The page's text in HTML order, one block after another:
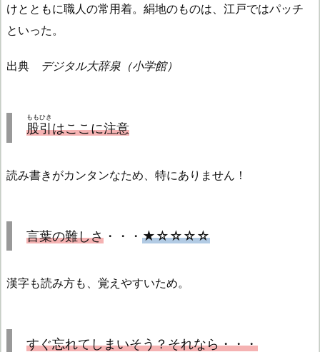
けとともに職人の常用着。絹地のものは、江戸ではパッチ
といった。
出典 デジタル大辞泉（小学館）
股引
ももひき
はここに注意
読み書きがカンタンなため、特にありません！
言葉の難しさ ・・・ ★☆☆☆☆
漢字も読み方も、覚えやすいため。
すぐ忘れてしまいそう？それなら・・・